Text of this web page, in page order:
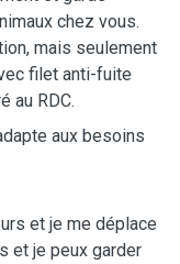
chez vous.
mais seulement
filet anti-fuite
au RDC.
aux besoins
et je me déplace
et je peux garder